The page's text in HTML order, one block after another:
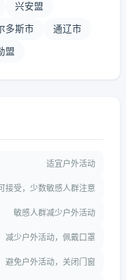
兴安盟
多斯市 通辽市
盟
适宜户外活动
接受，少数敏感人群注意
敏感人群减少户外活动
减少户外活动，佩戴口罩
避免户外活动，关闭门窗